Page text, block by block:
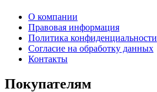
О компании
Правовая информация
Политика конфиденциальности
Согласие на обработку данных
Контакты
Покупателям